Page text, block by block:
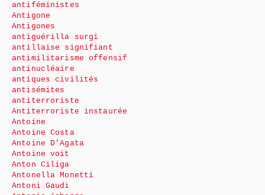
antiféministes
Antigone
Antigones
antiguérilla surgi
antillaise signifiant
antimilitarisme offensif
antinucléaire
antiques civilités
antisémites
antiterroriste
Antiterroriste instaurée
Antoine
Antoine Costa
Antoine D’Agata
Antoine voit
Anton Ciliga
Antonella Monetti
Antoni Gaudi